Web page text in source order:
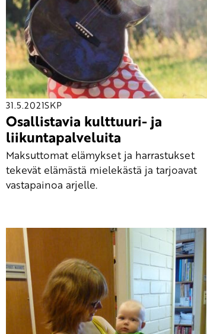
31.5.2021SKP
Osallistavia kulttuuri- ja
liikuntapalveluita
Maksuttomat elämykset ja harrastukset
tekevät elämästä mielekästä ja tarjoavat
vastapainoa arjelle.